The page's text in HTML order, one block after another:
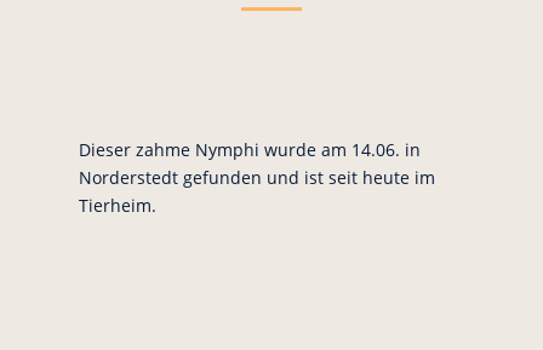
Dieser zahme Nymphi wurde am 14.06. in
Norderstedt gefunden und ist seit heute im
Tierheim.